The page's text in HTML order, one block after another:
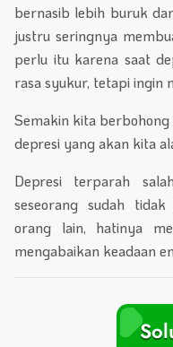
bernasib lebih buruk
justru seringnya
perlu itu karena saat
rasa syukur, tetapi ingin
Semakin kita
depresi yang akan kita
Depresi terparah
seseorang sudah
orang lain, hatinya
mengabaikan keadaan